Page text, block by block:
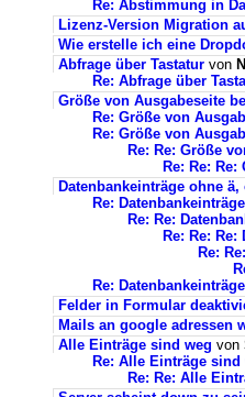
Re: Abstimmung in
Lizenz-Version Migration
Wie erstelle ich eine
Abfrage über Tastatur von
Re: Abfrage über
Größe von Ausgabeseite
Re: Größe von
Re: Größe von
Re: Re: Größe
Re: Re:
Datenbankeinträge ohne
Re:
Re: Re:
Re: Re:
Re:
Re:
Felder in Formular
Mails an google adressen
Alle Einträge sind weg von
Re: Alle Einträge sind
Re: Re: Alle